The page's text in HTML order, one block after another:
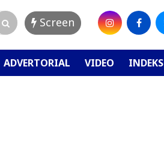
Screen
ADVERTORIAL VIDEO INDEKS